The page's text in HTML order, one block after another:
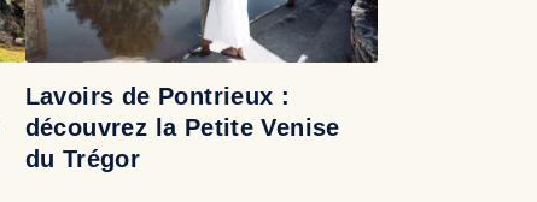
Lavoirs de Pontrieux :
découvrez la Petite Venise
du Trégor